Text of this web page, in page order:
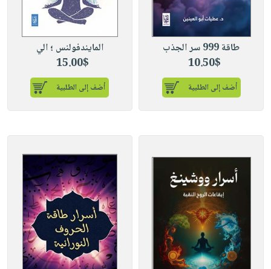
طاقة 999 سر الجذب
10.50$
أضف إلى الطلبية
المايندفولنس ؛ الي
15.00$
أضف إلى الطلبية